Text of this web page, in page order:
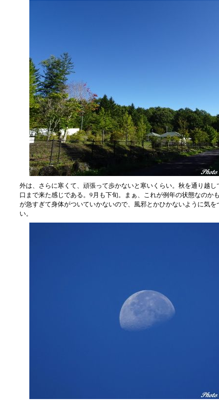
外は、さらに寒くて、頑張って歩かないと寒いくらい。秋を通り越
口まで来た感じである。9月も下旬。まぁ、これが例年の状態なのか
が急すぎて身体がついていかないので、風邪とかひかないように気
い。